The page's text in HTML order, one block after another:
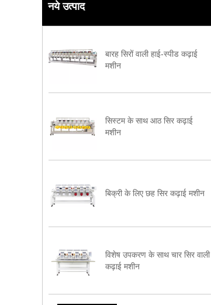
नये उत्पाद
बारह सिरों वाली हाई-स्पीड कढ़ाई
मशीन
सिस्टम के साथ आठ सिर कढ़ाई
मशीन
बिक्री के लिए छह सिर कढ़ाई मशीन
विशेष उपकरण के साथ चार सिर वाली
कढ़ाई मशीन